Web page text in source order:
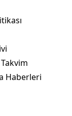
Haberleri